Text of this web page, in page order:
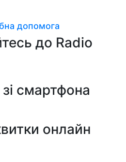
допомога
до Radio
смартфона
онлайн